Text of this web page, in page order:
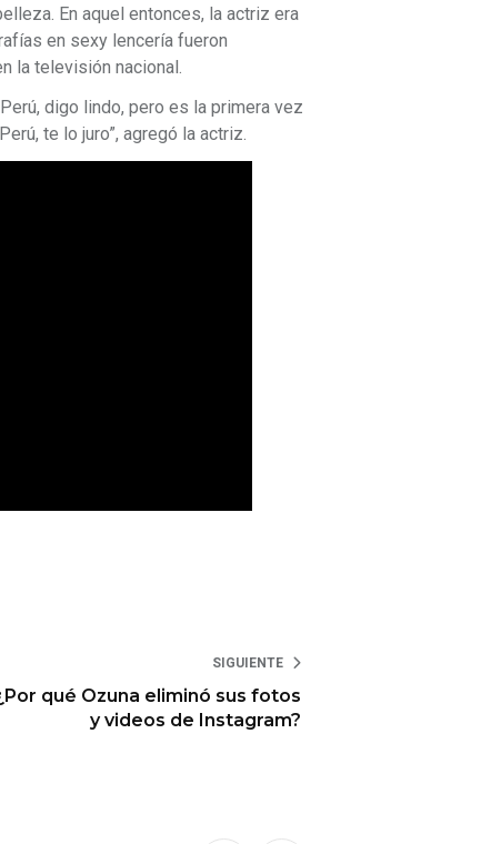
En aquel entonces, la actriz era
en sexy lencería fueron
la televisión nacional.
digo lindo, pero es la primera vez
te lo juro”, agregó la actriz.
SIGUIENTE
qué Ozuna eliminó sus fotos
y videos de Instagram?